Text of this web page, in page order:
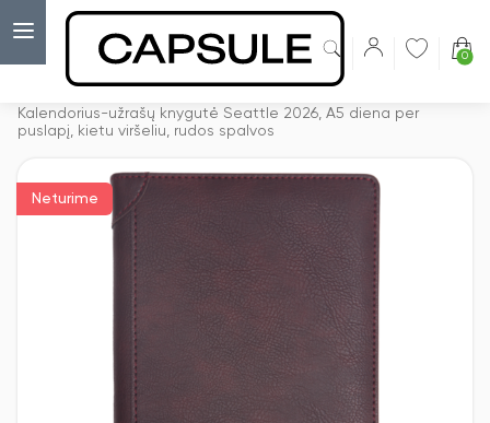
0
Kalendorius-užrašų knygutė Seattle 2026, A5 diena per
puslapį, kietu viršeliu, rudos spalvos
Neturime